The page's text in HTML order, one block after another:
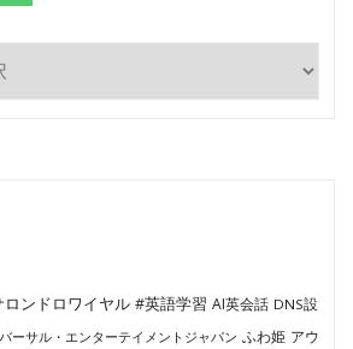
ロンドロワイヤル #英語学習 AI英会話 DNS設
ーサル・エンターテイメントジャパン ふわ姫 アウ